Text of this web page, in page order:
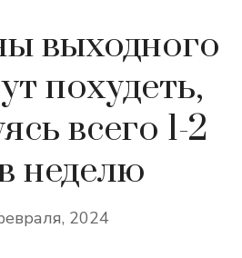
выходного
похудеть,
всего 1-2
неделю
2024